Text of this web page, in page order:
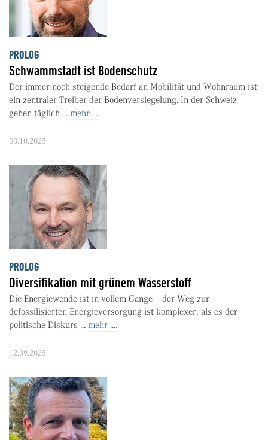
PROLOG
Schwammstadt ist Bodenschutz
Der immer noch steigende Bedarf an Mobilität und Wohnraum ist
ein zentraler Treiber der Bodenversiegelung. In der Schweiz
gehen täglich ... mehr ....
03.10.2025
PROLOG
Diversifikation mit grünem Wasserstoff
Die Energiewende ist in vollem Gange – der Weg zur
defossilisierten Energieversorgung ist komplexer, als es der
politische Diskurs ... mehr ....
12.09.2025